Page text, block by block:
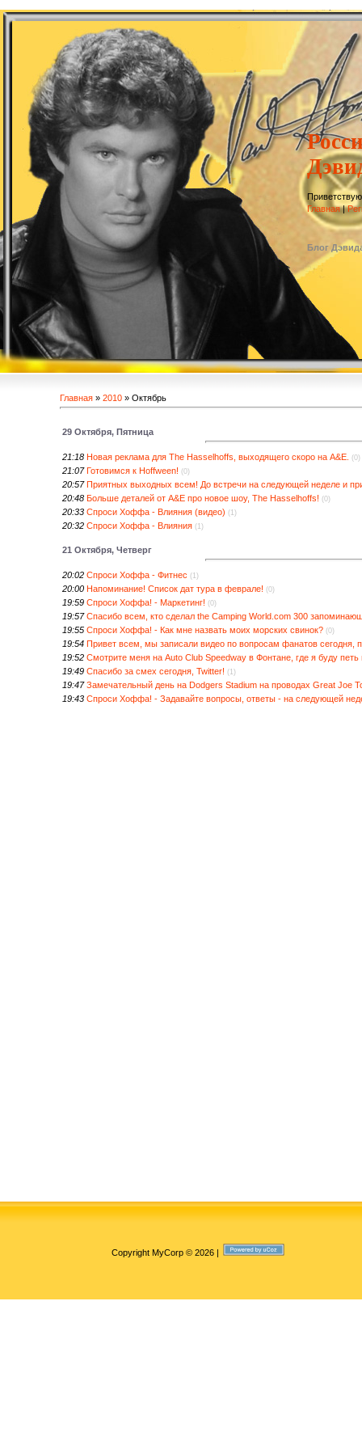
Главная|
Блог
Главная » 2010 » Октябрь
29 Октября, Пятница
21:18 Новая реклама для The Hasselhoffs, выходящего скоро на A&E. (0)
21:07 Готовимся к Hoffween! (0)
20:57 Приятных выходных всем! До встречи на следующей неделе и
20:48 Больше деталей от A&E про новое шоу, The Hasselhoffs! (0)
20:33 Спроси Хоффа - Влияния (видео) (1)
20:32 Спроси Хоффа - Влияния (1)
21 Октября, Четверг
20:02 Спроси Хоффа - Фитнес (1)
20:00 Напоминание! Список дат тура в феврале! (0)
19:59 Спроси Хоффа! - Маркетинг! (0)
19:57 Спасибо всем, кто сделал the Camping World.com 300
19:55 Спроси Хоффа! - Как мне назвать моих морских свинок? (0)
19:54 Привет всем, мы записали видео по вопросам фанатов сегодня,
19:52 Смотрите меня на Auto Club Speedway в Фонтане, где я буду
19:49 Спасибо за смех сегодня, Twitter! (1)
19:47 Замечательный день на Dodgers Stadium на проводах Great Joe
19:43 Спроси Хоффа! - Задавайте вопросы, ответы - на следующей
Copyright MyCorp © 2026|